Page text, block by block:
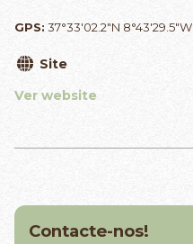
GPS: 37°33'02.2"N 8°43'29.5"W
Site
Ver website
Contacte-nos!